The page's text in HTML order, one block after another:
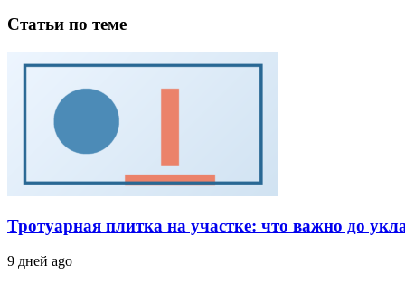
Статьи по теме
Тротуарная плитка на участке: что важно до
9 дней ago